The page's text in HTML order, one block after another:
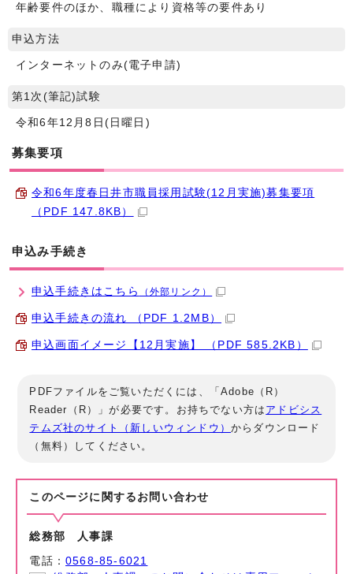
年齢要件のほか、職種により資格等の要件あり
申込方法
インターネットのみ(電子申請)
第1次(筆記)試験
令和6年12月8日(日曜日)
募集要項
令和6年度春日井市職員採用試験(12月実施)募集要項
（PDF 147.8KB）
申込み手続き
申込手続きはこちら （外部リンク）
申込手続きの流れ （PDF 1.2MB）
申込画面イメージ【12月実施】 （PDF 585.2KB）
PDFファイルをご覧いただくには、「Adobe（R）
Reader（R）」が必要です。お持ちでない方は アドビシス
テムズ社のサイト（新しいウィンドウ）からダウンロード
（無料）してください。
このページに関する お問い合わせ
総務部 人事課
電話：0568-85-6021